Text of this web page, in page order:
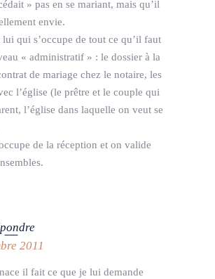
» pas en se mariant, mais qu’il
envie.
lui qui s’occupe de tout ce qu’il faut
« administratif » : le dossier à la
de mariage chez le notaire, les
l’église (le prêtre et le couple qui
l’église dans laquelle on veut se
de la réception et on valide
2011
il fait ce que je lui demande